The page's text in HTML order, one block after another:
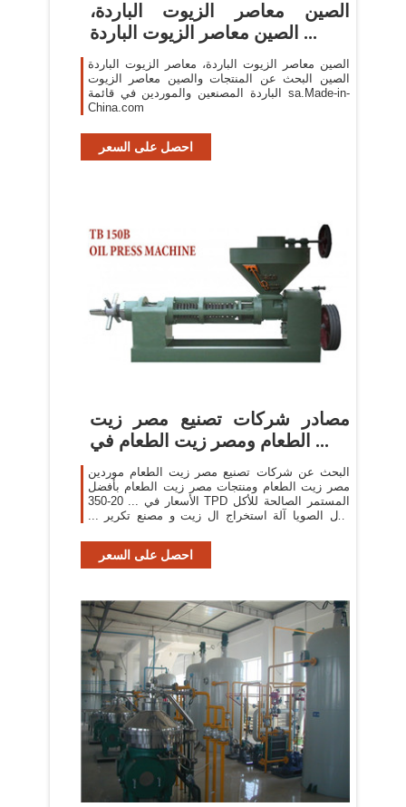
الصين معاصر الزيوت الباردة،
الصين معاصر الزيوت الباردة ...
الصين معاصر الزيوت الباردة، معاصر الزيوت الباردة
الصين البحث عن المنتجات والصين معاصر الزيوت
الباردة المصنعين والموردين في قائمة sa.Made-in-
China.com
احصل على السعر
مصادر شركات تصنيع مصر زيت
الطعام ومصر زيت الطعام في ...
البحث عن شركات تصنيع مصر زيت الطعام موردين
مصر زيت الطعام ومنتجات مصر زيت الطعام بأفضل
الأسعار في ... 20-350 TPD المستمر الصالحة للأكل
فول الصويا آلة استخراج ال زيت و مصنع تكرير ...
احصل على السعر